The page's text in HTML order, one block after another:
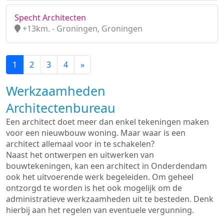
Specht Architecten
+13km. - Groningen, Groningen
1 2 3 4 »
Werkzaamheden
Architectenbureau
Een architect doet meer dan enkel tekeningen maken
voor een nieuwbouw woning. Maar waar is een
architect allemaal voor in te schakelen?
Naast het ontwerpen en uitwerken van
bouwtekeningen, kan een architect in Onderdendam
ook het uitvoerende werk begeleiden. Om geheel
ontzorgd te worden is het ook mogelijk om de
administratieve werkzaamheden uit te besteden. Denk
hierbij aan het regelen van eventuele vergunning.